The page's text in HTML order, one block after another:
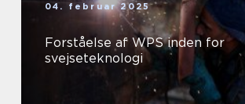
04. februar 2025
Forståelse af WPS inden for
svejseteknologi